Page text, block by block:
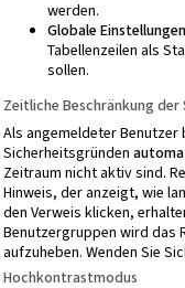
werden.
Globale
Tabellenzeilen als
sollen.
Zeitliche Beschränkung der
Als angemeldeter Benutzer
Sicherheitsgründen
Zeitraum nicht aktiv sind.
Hinweis, der anzeigt, wie
den Verweis klicken,
Benutzergruppen wird das
aufzuheben. Wenden Sie
Hochkontrastmodus